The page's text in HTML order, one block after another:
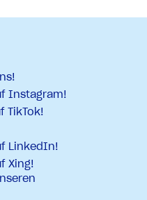
Instagram!
TikTok!
LinkedIn!
Xing!